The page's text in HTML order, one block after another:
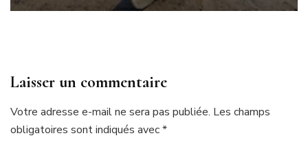
Laisser un commentaire
Votre adresse e-mail ne sera pas publiée. Les champs
obligatoires sont indiqués avec*